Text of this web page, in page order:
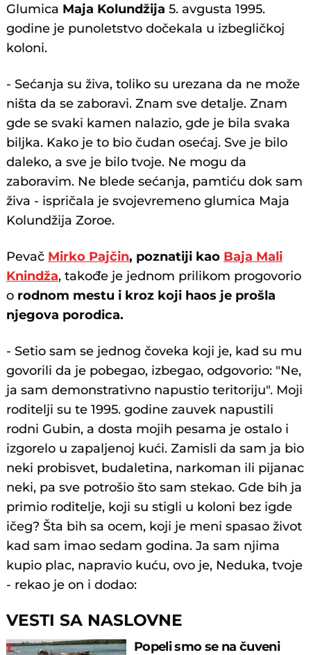
Glumica Maja Kolundžija 5. avgusta 1995.
godine je punoletstvo dočekala u izbegličkoj
koloni.
- Sećanja su živa, toliko su urezana da ne može
ništa da se zaboravi. Znam sve detalje. Znam
gde se svaki kamen nalazio, gde je bila svaka
biljka. Kako je to bio čudan osećaj. Sve je bilo
daleko, a sve je bilo tvoje. Ne mogu da
zaboravim. Ne blede sećanja, pamtiću dok sam
živa - ispričala je svojevremeno glumica Maja
Kolundžija Zoroe.
Pevač Mirko Pajčin, poznatiji kao Baja Mali
Knindža, takođe je jednom prilikom progovorio
o rodnom mestu i kroz koji haos je prošla
njegova porodica.
- Setio sam se jednog čoveka koji je, kad su mu
govorili da je pobegao, izbegao, odgovorio: "Ne,
ja sam demonstrativno napustio teritoriju". Moji
roditelji su te 1995. godine zauvek napustili
rodni Gubin, a dosta mojih pesama je ostalo i
izgorelo u zapaljenoj kući. Zamisli da sam ja bio
neki probisvet, budaletina, narkoman ili pijanac
neki, pa sve potrošio što sam stekao. Gde bih ja
primio roditelje, koji su stigli u koloni bez igde
ičeg? Šta bih sa ocem, koji je meni spasao život
kad sam imao sedam godina. Ja sam njima
kupio plac, napravio kuću, ovo je, Neduka, tvoje
- rekao je on i dodao:
VESTI SA NASLOVNE
Popeli smo se na čuveni